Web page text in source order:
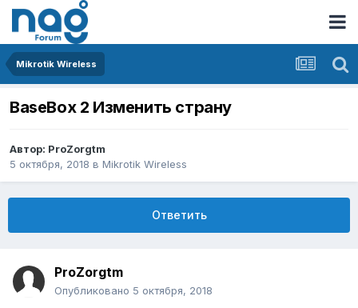
Mikrotik Wireless
BaseBox 2 Изменить страну
Автор: ProZorgtm
5 октября, 2018 в Mikrotik Wireless
Ответить
ProZorgtm
Опубликовано 5 октября, 2018